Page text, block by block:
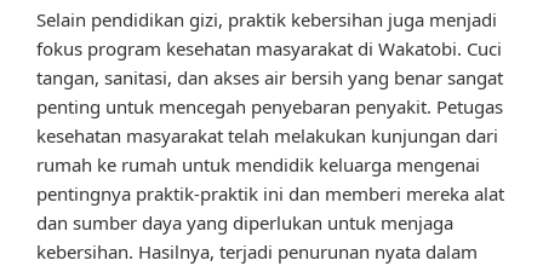
Selain pendidikan gizi, praktik kebersihan juga menjadi
fokus program kesehatan masyarakat di Wakatobi. Cuci
tangan, sanitasi, dan akses air bersih yang benar sangat
penting untuk mencegah penyebaran penyakit. Petugas
kesehatan masyarakat telah melakukan kunjungan dari
rumah ke rumah untuk mendidik keluarga mengenai
pentingnya praktik-praktik ini dan memberi mereka alat
dan sumber daya yang diperlukan untuk menjaga
kebersihan. Hasilnya, terjadi penurunan nyata dalam